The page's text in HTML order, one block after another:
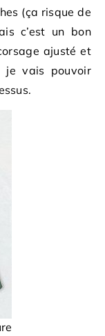
(ça risque de
c’est un bon
ajusté et
vais pouvoir